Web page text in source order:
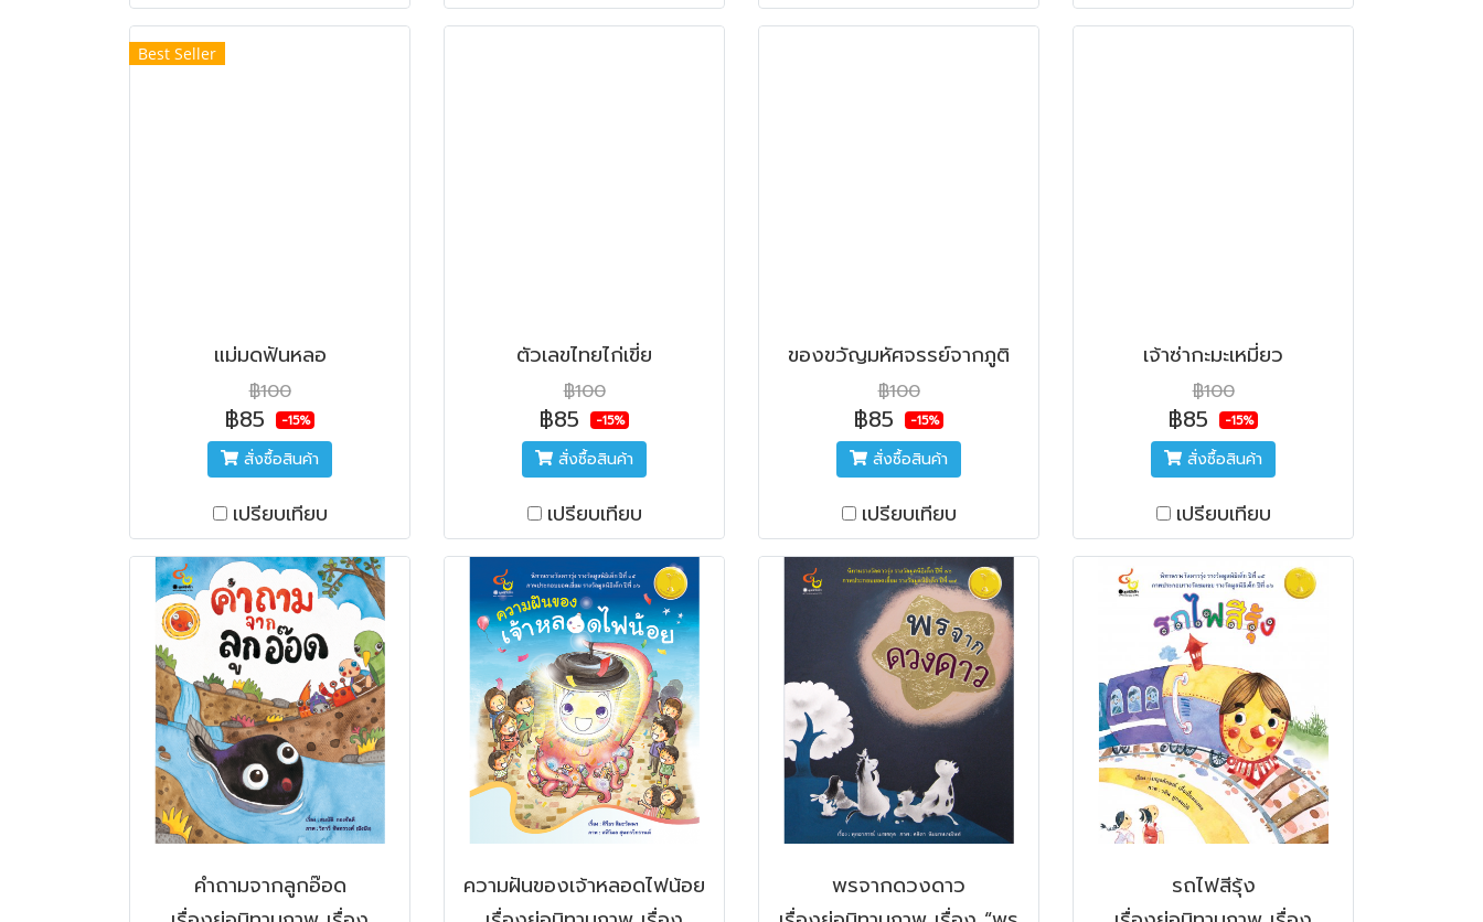
Best Seller
แม่มดฟันหลอ
฿100
฿85 -15%
สั่งซื้อสินค้า
เปรียบเทียบ
ตัวเลขไทยไก่เขี่ย
฿100
฿85 -15%
สั่งซื้อสินค้า
เปรียบเทียบ
ของขวัญมหัศจรรย์จากภูติ
฿100
฿85 -15%
สั่งซื้อสินค้า
เปรียบเทียบ
เจ้าซ่ากะมะเหมี่ยว
฿100
฿85 -15%
สั่งซื้อสินค้า
เปรียบเทียบ
คำถามจากลูกอ๊อด
ความฝันของเจ้าหลอดไฟน้อย
พรจากดวงดาว
รถไฟสีรุ้ง